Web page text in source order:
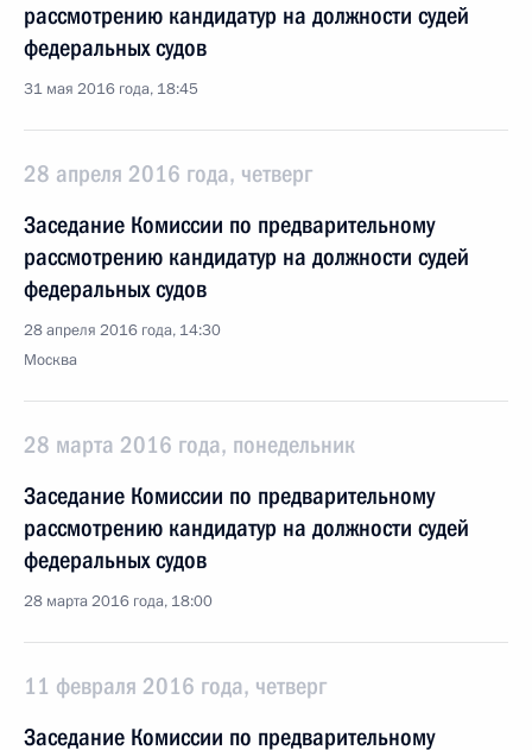
рассмотрению кандидатур на должности судей
федеральных судов
31 мая 2016 года, 18:45
28 апреля 2016 года, четверг
Заседание Комиссии по предварительному
рассмотрению кандидатур на должности судей
федеральных судов
28 апреля 2016 года, 14:30
Москва
28 марта 2016 года, понедельник
Заседание Комиссии по предварительному
рассмотрению кандидатур на должности судей
федеральных судов
28 марта 2016 года, 18:00
11 февраля 2016 года, четверг
Заседание Комиссии по предварительному